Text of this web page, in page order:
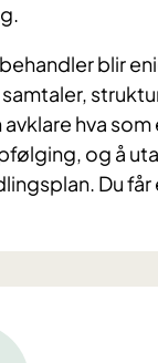
blir
avklare hva
og å
Du får